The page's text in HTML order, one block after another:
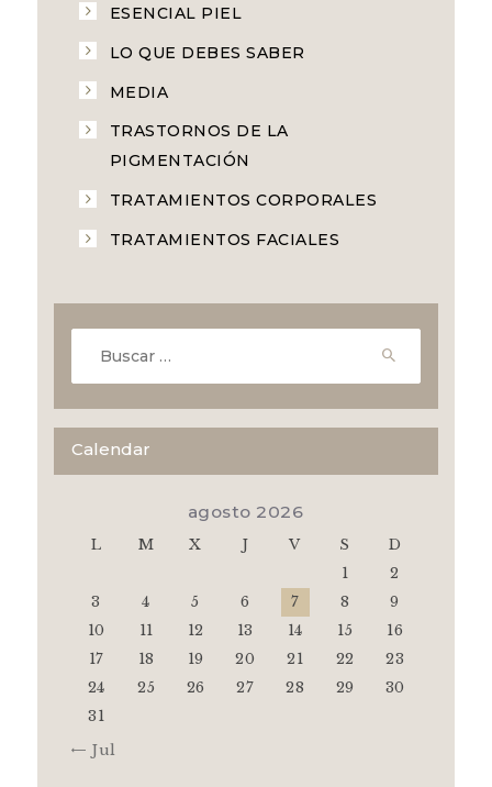
ESENCIAL PIEL
LO QUE DEBES SABER
MEDIA
TRASTORNOS DE LA
PIGMENTACIÓN
TRATAMIENTOS CORPORALES
TRATAMIENTOS FACIALES
Calendar
agosto 2026
L M X J V S
D
1
2
3
4 5 6 7 8
9
10
11 12 13 14 15
16
17
18 19 20 21 22
23
24
25 26 27 28 29
30
31
« Jul